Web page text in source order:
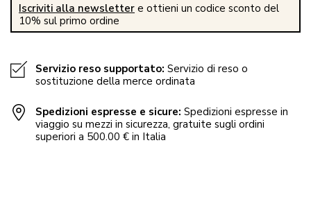
Iscriviti alla newsletter e ottieni un codice sconto del
10% sul primo ordine
Servizio reso supportato: Servizio di reso o
sostituzione della merce ordinata
Spedizioni espresse e sicure: Spedizioni espresse in
viaggio su mezzi in sicurezza, gratuite sugli ordini
superiori a 500.00 € in Italia